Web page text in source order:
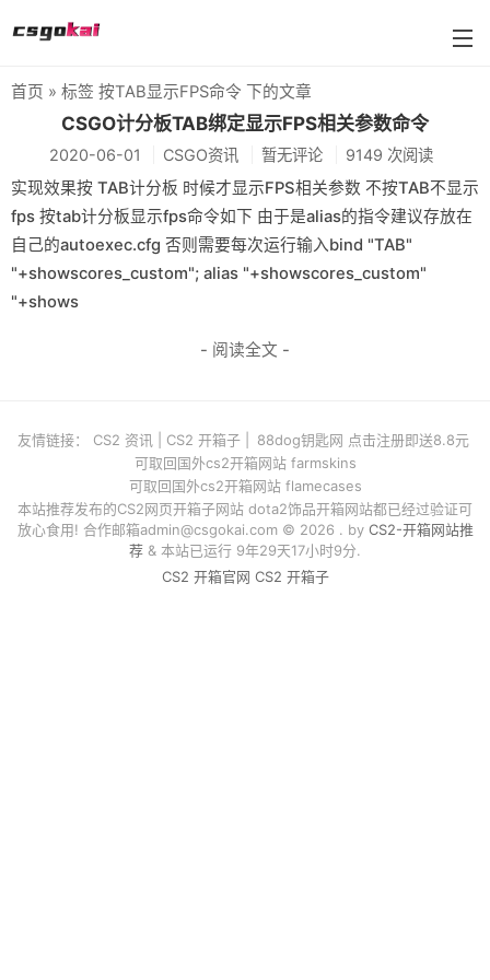
farmskins
88dog
flamecases
88hash-jp
首页 » 标签 按TAB显示FPS命令 下的文章
CSGO计分板TAB绑定显示FPS相关参数命令
2020-06-01 CSGO资讯 暂无评论 9149 次阅读
实现效果按 TAB计分板 时候才显示FPS相关参数 不按TAB不显示
fps 按tab计分板显示fps命令如下 由于是alias的指令建议存放在
自己的autoexec.cfg 否则需要每次运行输入bind "TAB"
"+showscores_custom"; alias "+showscores_custom"
"+shows
- 阅读全文 -
友情链接： CS2 资讯 CS2 开箱子
88dog钥匙网 点击注册即送8.8元
可取回国外cs2开箱网站 farmskins
可取回国外cs2开箱网站 flamecases
本站推荐发布的CS2网页开箱子网站 dota2饰品开箱网站都已经过验证可
放心食用! 合作邮箱admin@csgokai.com© 2026 . by CS2-开箱网站推
荐 & 本站已运行 9年29天17小时9分.
CS2 开箱官网 CS2 开箱子